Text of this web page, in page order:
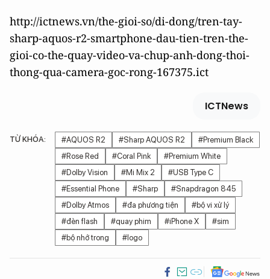
http://ictnews.vn/the-gioi-so/di-dong/tren-tay-
sharp-aquos-r2-smartphone-dau-tien-tren-the-
gioi-co-the-quay-video-va-chup-anh-dong-thoi-
thong-qua-camera-goc-rong-167375.ict
ICTNews
TỪ KHÓA: #AQUOS R2 #Sharp AQUOS R2
#Premium Black
#Rose Red
#Coral Pink
#Premium White
#Dolby Vision
#Mi Mix 2
#USB Type C
#Essential Phone
#Sharp
#Snapdragon 845
#Dolby Atmos
#đa phương tiện
#bộ vi xử lý
#đèn flash
#quay phim #iPhone X
#sim
#bộ nhớ trong
#logo